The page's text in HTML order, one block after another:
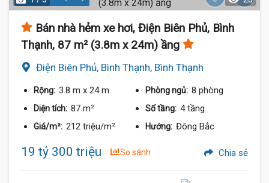
Bán nhà hẻm xe hơi, Điện Biên Phủ, Bình
Thạnh, 87 m² (3.8m x 24m) ầng
Điện Biên Phủ, Bình Thạnh, Bình Thạnh
Rộng: 3.8 m x 24 m Phòng ngủ: 8 phòng
Diện tích: 87 m² Số tầng: 4 tầng
Giá/m²: 212 triệu/m² Hướng: Đông Bắc
19 tỷ 300 triệu So sánh Chia sẻ